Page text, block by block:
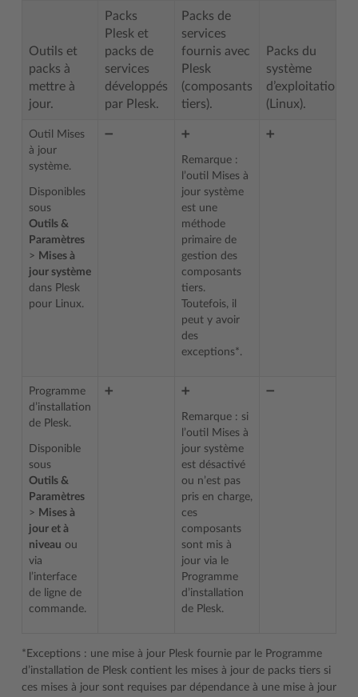
Outils et
packs à
mettre à
jour.
Packs
Plesk et
packs de
services
développés
par Plesk.
Packs de
services
fournis avec
Plesk
(composants
tiers).
Packs du
système
d’exploitation
(Linux).
Outil Mises
à jour
système.
Disponibles
sous
Outils &
Paramètres
> Mises à
jour système
dans Plesk
pour Linux.
➖ ➕
Remarque :
l’outil Mises à
jour système
est une
méthode
primaire de
gestion des
composants
tiers.
Toutefois, il
peut y avoir
des
exceptions*.
➕
Programme
d’installation
de Plesk.
Disponible
sous
Outils &
Paramètres
> Mises à
jour et à
niveau ou
via
l’interface
de ligne de
commande.
➕ ➕
Remarque : si
l’outil Mises à
jour système
est désactivé
ou n’est pas
pris en charge,
ces
composants
sont mis à
jour via le
Programme
d’installation
de Plesk.
➖
*Exceptions : une mise à jour Plesk fournie par le Programme
d’installation de Plesk contient les mises à jour de packs tiers si
ces mises à jour sont requises par dépendance à une mise à jour